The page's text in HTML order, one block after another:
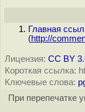
Главная
(http://
Лицензия: CC BY
Короткая ссылка:
Ключевые слова:
При перепечатке